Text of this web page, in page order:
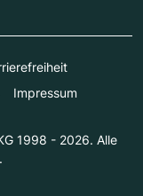
Impressum
1998 - 2026. Alle